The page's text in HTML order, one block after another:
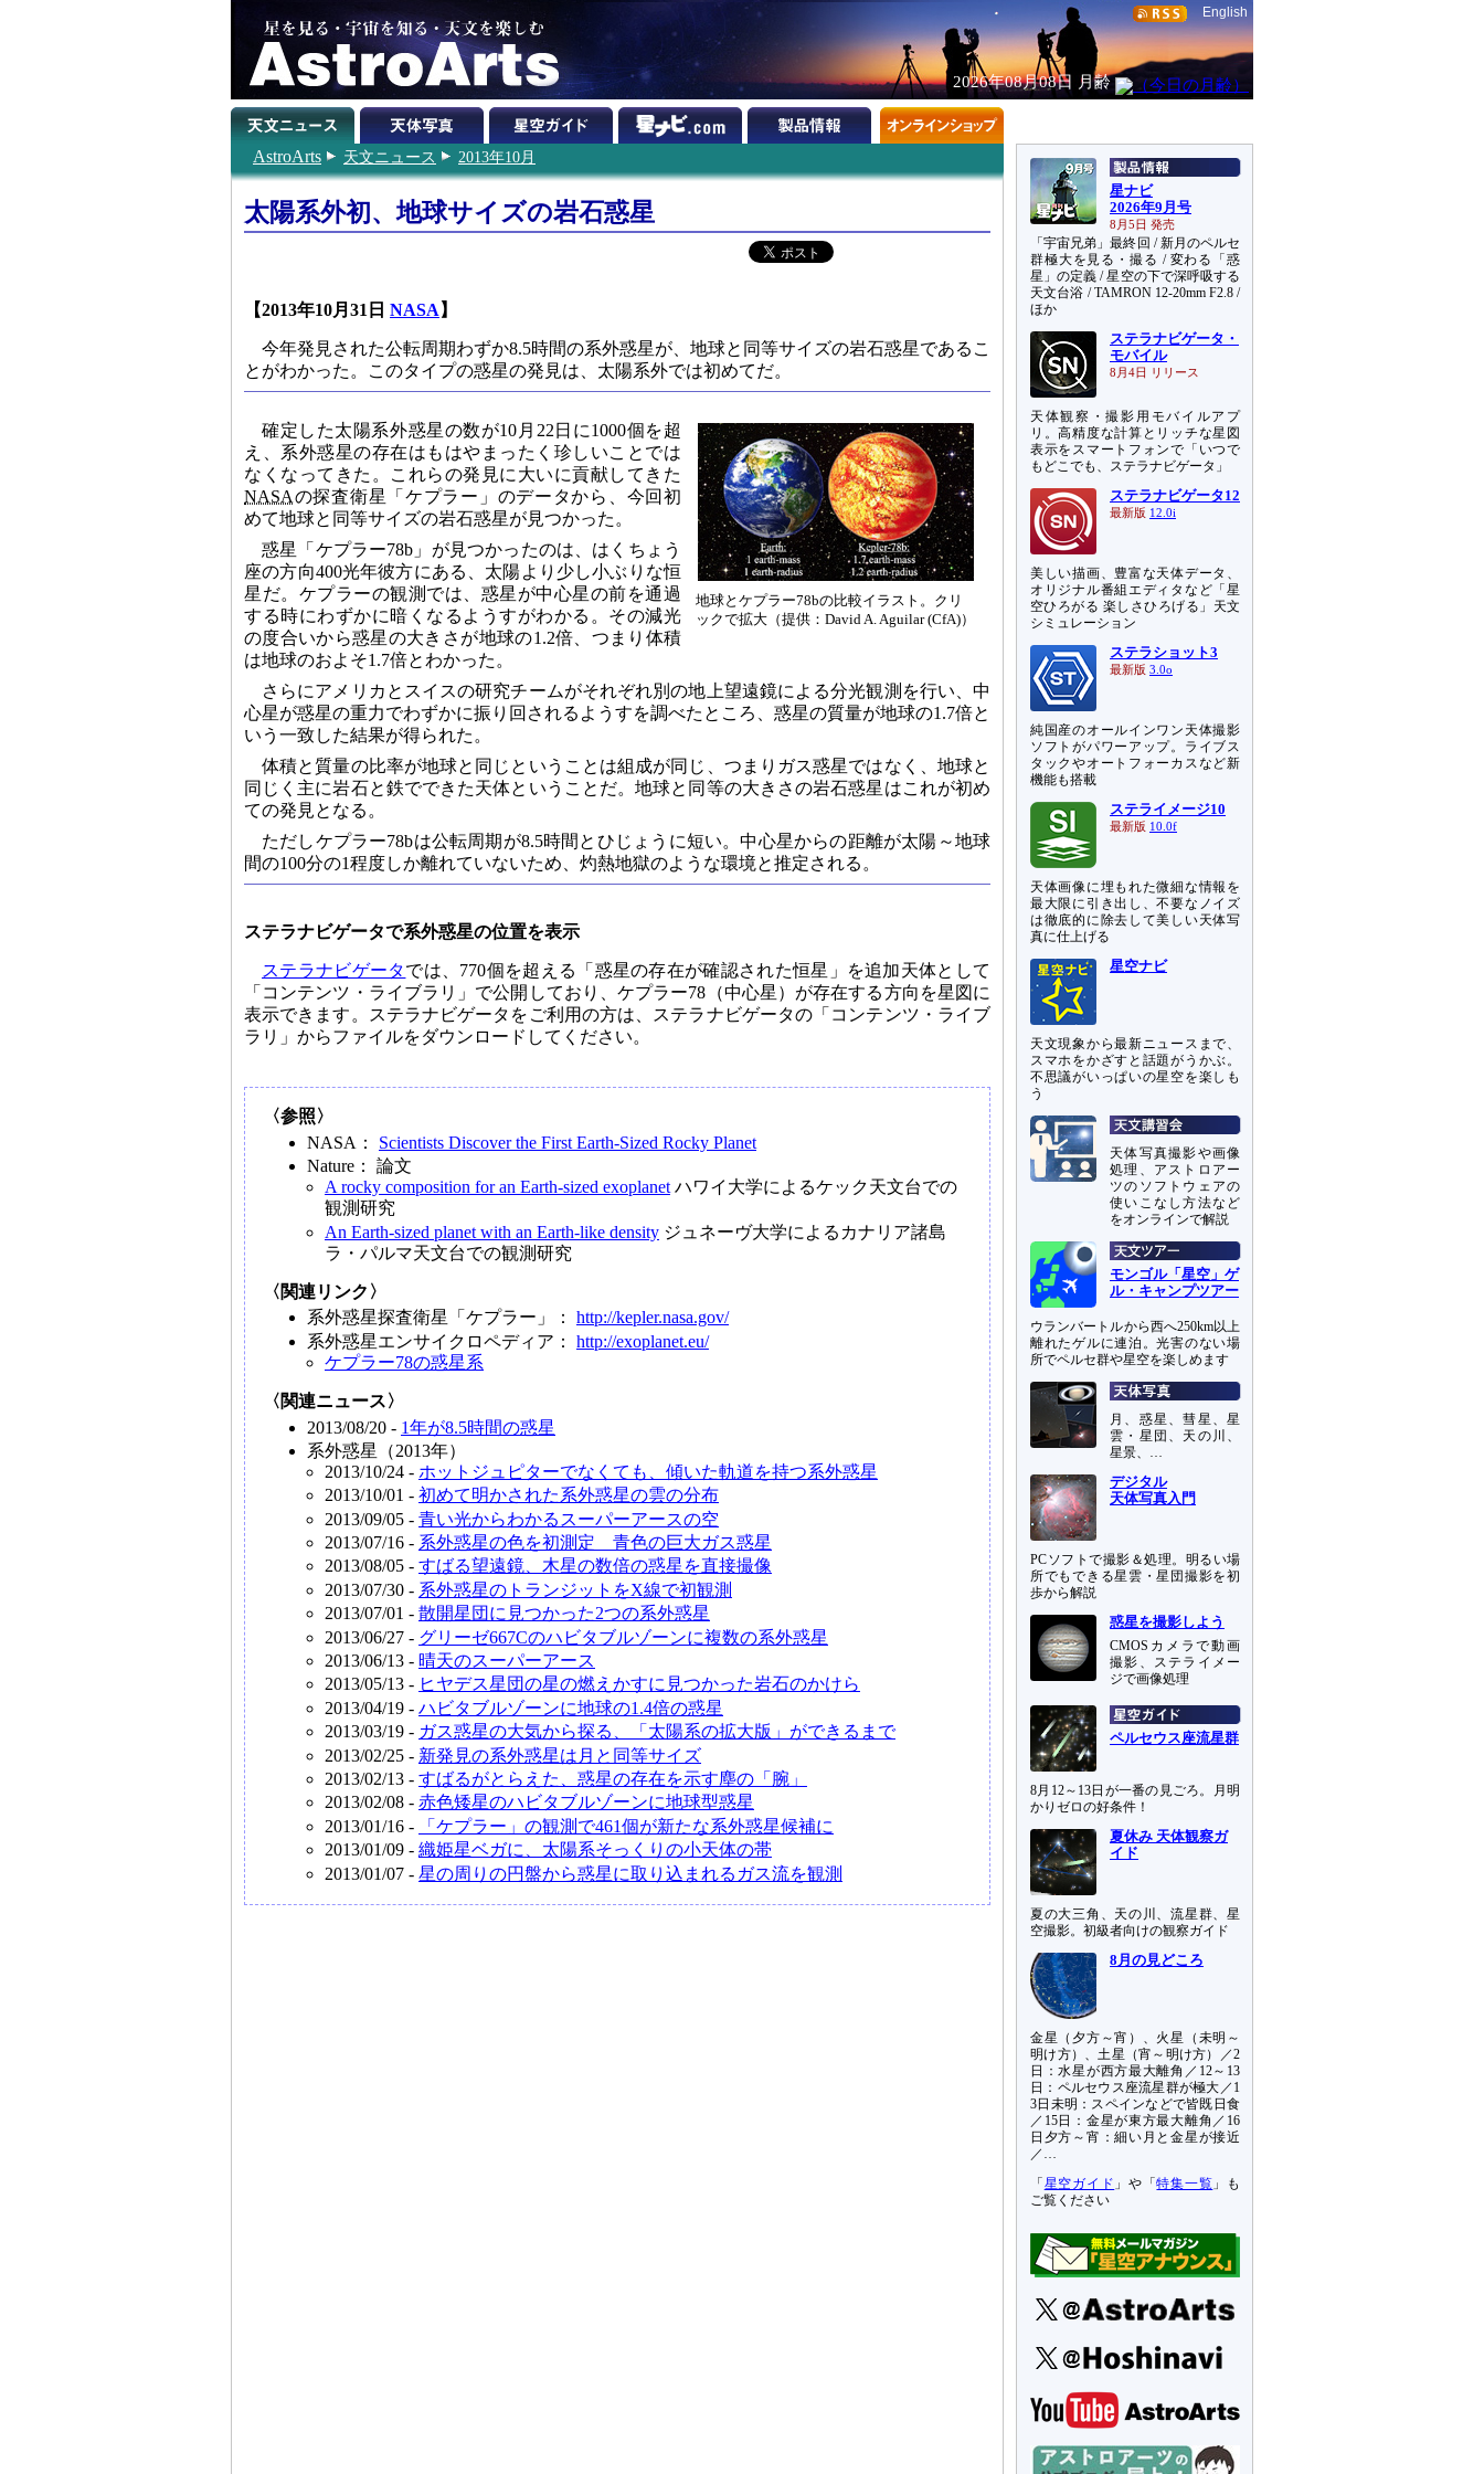
English
2026年08月08日 月齢
AstroArts 天文ニュース 2013年10月
太陽系外初、地球サイズの岩石惑星
【2013年10月31日 NASA 】
今年発見された公転周期わずか8.5時間の系外惑星が、地球と同等サイズの岩石惑星であるこ
とがわかった。このタイプの惑星の発見は、太陽系外では初めてだ。
地球とケプラー78bの比較イラスト。クリ
ックで拡大（提供：David A. Aguilar (CfA)）
確定した太陽系外惑星の数が10月22日に1000個を超
え、系外惑星の存在はもはやまったく珍しいことでは
なくなってきた。これらの発見に大いに貢献してきた
NASAの探査衛星「ケプラー」のデータから、今回初
めて地球と同等サイズの岩石惑星が見つかった。
惑星「ケプラー78b」が見つかったのは、はくちょう
座の方向400光年彼方にある、太陽より少し小ぶりな恒
星だ。ケプラーの観測では、惑星が中心星の前を通過
する時にわずかに暗くなるようすがわかる。その減光
の度合いから惑星の大きさが地球の1.2倍、つまり体積
は地球のおよそ1.7倍とわかった。
さらにアメリカとスイスの研究チームがそれぞれ別の地上望遠鏡による分光観測を行い、中
心星が惑星の重力でわずかに振り回されるようすを調べたところ、惑星の質量が地球の1.7倍と
いう一致した結果が得られた。
体積と質量の比率が地球と同じということは組成が同じ、つまりガス惑星ではなく、地球と
同じく主に岩石と鉄でできた天体ということだ。地球と同等の大きさの岩石惑星はこれが初め
ての発見となる。
ただしケプラー78bは公転周期が8.5時間とひじょうに短い。中心星からの距離が太陽～地球
間の100分の1程度しか離れていないため、灼熱地獄のような環境と推定される。
ステラナビゲータで系外惑星の位置を表示
ステラナビゲータでは、770個を超える「惑星の存在が確認された恒星」を追加天体として
「コンテンツ・ライブラリ」で公開しており、ケプラー78（中心星）が存在する方向を星図に
表示できます。ステラナビゲータをご利用の方は、ステラナビゲータの「コンテンツ・ライブ
ラリ」からファイルをダウンロードしてください。
〈参照〉
NASA： Scientists Discover the First Earth-Sized Rocky Planet
Nature： 論文
A rocky composition for an Earth-sized exoplanet ハワイ大学によるケック天文台での
観測研究
An Earth-sized planet with an Earth-like density ジュネーヴ大学によるカナリア諸島
ラ・パルマ天文台での観測研究
〈関連リンク〉
系外惑星探査衛星「ケプラー」： http://kepler.nasa.gov/
系外惑星エンサイクロペディア： http://exoplanet.eu/
ケプラー78の惑星系
〈関連ニュース〉
2013/08/20 - 1年が8.5時間の惑星
系外惑星（2013年）
2013/10/24 - ホットジュピターでなくても、傾いた軌道を持つ系外惑星
2013/10/01 - 初めて明かされた系外惑星の雲の分布
2013/09/05 - 青い光からわかるスーパーアースの空
2013/07/16 - 系外惑星の色を初測定 青色の巨大ガス惑星
2013/08/05 - すばる望遠鏡、木星の数倍の惑星を直接撮像
2013/07/30 - 系外惑星のトランジットをX線で初観測
2013/07/01 - 散開星団に見つかった2つの系外惑星
2013/06/27 - グリーゼ667Cのハビタブルゾーンに複数の系外惑星
2013/06/13 - 晴天のスーパーアース
2013/05/13 - ヒヤデス星団の星の燃えかすに見つかった岩石のかけら
2013/04/19 - ハビタブルゾーンに地球の1.4倍の惑星
2013/03/19 - ガス惑星の大気から探る、「太陽系の拡大版」ができるまで
2013/02/25 - 新発見の系外惑星は月と同等サイズ
2013/02/13 - すばるがとらえた、惑星の存在を示す塵の「腕」
2013/02/08 - 赤色矮星のハビタブルゾーンに地球型惑星
2013/01/16 -
「ケプラー」の観測で461個が新たな系外惑星候補に
2013/01/09 - 織姫星ベガに、太陽系そっくりの小天体の帯
2013/01/07 - 星の周りの円盤から惑星に取り込まれるガス流を観測
星ナビ
2026年9月号
8月5日 発売
「宇宙兄弟」最終回 / 新月のペルセ
群極大を見る・撮る / 変わる「惑
星」の定義 / 星空の下で深呼吸する
天文台浴 / TAMRON 12-20mm F2.8 /
ほか
ステラナビゲータ・
モバイル
8月4日 リリース
天体観察・撮影用モバイルアプ
リ。高精度な計算とリッチな星図
表示をスマートフォンで「いつで
もどこでも、ステラナビゲータ」
ステラナビゲータ12
最新版 12.0i
美しい描画、豊富な天体データ、
オリジナル番組エディタなど「星
空ひろがる 楽しさひろげる」天文
シミュレーション
ステラショット3
最新版 3.0o
純国産のオールインワン天体撮影
ソフトがパワーアップ。ライブス
タックやオートフォーカスなど新
機能も搭載
ステライメージ10
最新版 10.0f
天体画像に埋もれた微細な情報を
最大限に引き出し、不要なノイズ
は徹底的に除去して美しい天体写
真に仕上げる
星空ナビ
天文現象から最新ニュースまで、
スマホをかざすと話題がうかぶ。
不思議がいっぱいの星空を楽しも
う
天体写真撮影や画像
処理、アストロアー
ツのソフトウェアの
使いこなし方法など
をオンラインで解説
モンゴル「星空」ゲ
ル・キャンプツアー
ウランバートルから西へ250km以上
離れたゲルに連泊。光害のない場
所でペルセ群や星空を楽しめます
月、惑星、彗星、星
雲・星団、天の川、
星景、…
デジタル
天体写真入門
PCソフトで撮影＆処理。明るい場
所でもできる星雲・星団撮影を初
歩から解説
惑星を撮影しよう
CMOSカメラで動画
撮影、ステライメー
ジで画像処理
ペルセウス座流星群
8月12～13日が一番の見ごろ。月明
かりゼロの好条件！
夏休み 天体観察ガ
イド
夏の大三角、天の川、流星群、星
空撮影。初級者向けの観察ガイド
8月の見どころ
金星（夕方～宵）、火星（未明～
明け方）、土星（宵～明け方）／2
日：水星が西方最大離角／12～13
日：ペルセウス座流星群が極大／1
3日未明：スペインなどで皆既日食
／15日：金星が東方最大離角／16
日夕方～宵：細い月と金星が接近
／…
「 星空ガイド 」や「特集一覧 」も
ご覧ください